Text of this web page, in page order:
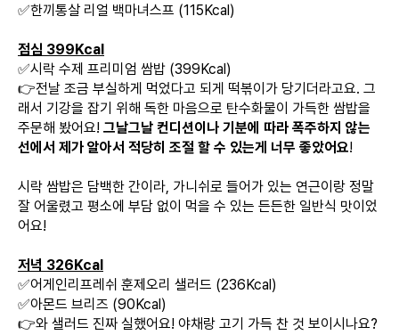
✅한끼통살 리얼 백마녀스프 (115Kcal)
점심 399Kcal
✅시락 수제 프리미엄 쌈밥 (399Kcal)
👉전날 조금 부실하게 먹었다고 되게 떡볶이가 당기더라고요. 그
래서 기강을 잡기 위해 독한 마음으로 탄수화물이 가득한 쌈밥을
주문해 봤어요! 그날그날 컨디션이나 기분에 따라 폭주하지 않는
선에서 제가 알아서 적당히 조절 할 수 있는게 너무 좋았어요!
시락 쌈밥은 담백한 간이라, 가니쉬로 들어가 있는 연근이랑 정말
잘 어울렸고 평소에 부담 없이 먹을 수 있는 든든한 일반식 맛이었
어요!
저녁 326Kcal
✅어게인리프레쉬 훈제오리 샐러드 (236Kcal)
✅아몬드 브리즈 (90Kcal)
👉와 샐러드 진짜 실했어요! 야채랑 고기 가득 찬 것 보이시나요?